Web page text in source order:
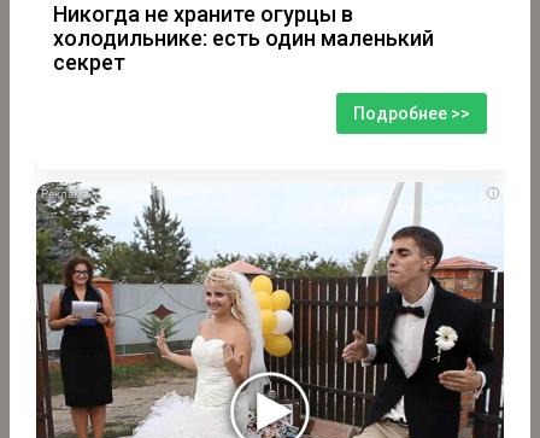
Никогда не храните огурцы в
холодильнике: есть один маленький
секрет
Подробнее >>
i